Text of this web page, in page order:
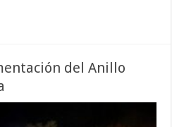
del Anillo